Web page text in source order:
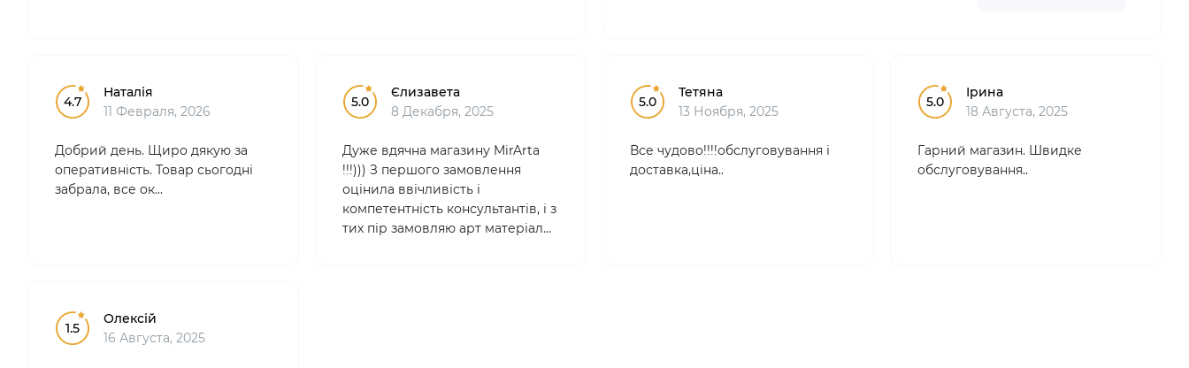
4.7
Наталія
11 Февраля, 2026
Добрий день. Щиро дякую за
оперативність. Товар сьогодні
забрала, все ок...
5.0
Єлизавета
8 Декабря, 2025
Дуже вдячна магазину MirArta
!!!))) З першого замовлення
оцінила ввічливість і
компетентність консультантів, і з
тих пір замовляю арт матеріали
5.0
Тетяна
13 Ноября, 2025
Все чудово!!!!обслуговування і
доставка,ціна..
5.0
Ірина
18 Августа, 2025
Гарний магазин. Швидке
обслуговування..
1.5
Олексій
16 Августа, 2025